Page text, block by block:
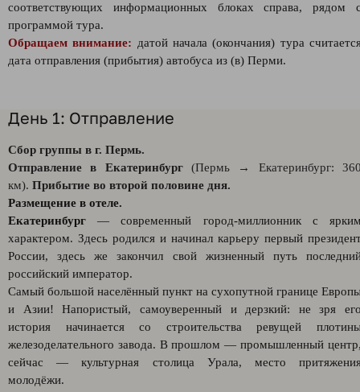
соответствующих информационных блоках справа, рядом
программой тура.
Обращаем внимание: датой начала (окончания) тура
дата отправления (прибытия) автобуса из (в) Перми.
День 1: Отправление
Сбор группы в г. Пермь.
Отправление в Екатеринбург (Пермь → Екатеринбург:
км). Прибытие во второй половине дня.
Размещение в отеле.
Екатеринбург — современный город-миллионник с
характером. Здесь родился и начинал карьеру первый
России, здесь же закончил свой жизненный путь
российский император.
Самый большой населённый пункт на сухопутной границе
и Азии! Напористый, самоуверенный и дерзкий: не зря
история начинается со строительства ревущей
железоделательного завода. В прошлом — промышленный
сейчас — культурная столица Урала, место
молодёжи.